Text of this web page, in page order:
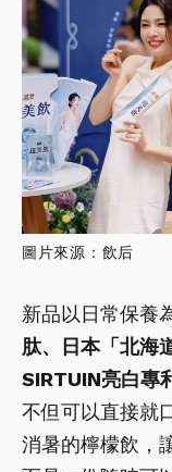
圖片來源：飲后
新品以日常保養
肽、日本「北海
SIRTUIN亮白專
不但可以直接就
消暑的檸檬飲，